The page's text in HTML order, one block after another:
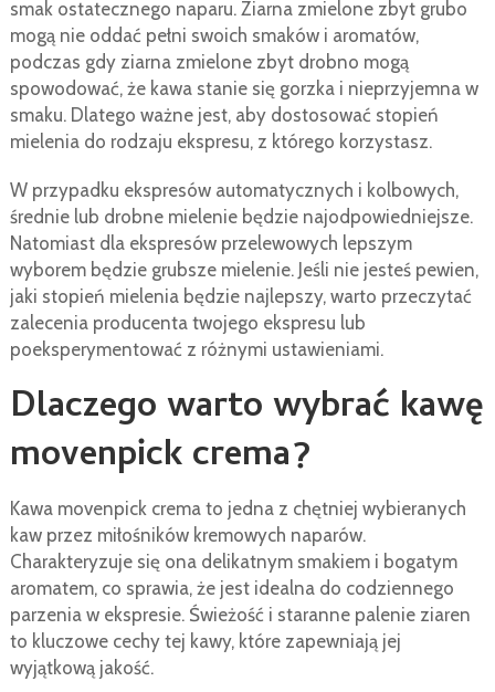
smak ostatecznego naparu. Ziarna zmielone zbyt grubo
mogą nie oddać pełni swoich smaków i aromatów,
podczas gdy ziarna zmielone zbyt drobno mogą
spowodować, że kawa stanie się gorzka i nieprzyjemna w
smaku. Dlatego ważne jest, aby dostosować stopień
mielenia do rodzaju ekspresu, z którego korzystasz.
W przypadku ekspresów automatycznych i kolbowych,
średnie lub drobne mielenie będzie najodpowiedniejsze.
Natomiast dla ekspresów przelewowych lepszym
wyborem będzie grubsze mielenie. Jeśli nie jesteś pewien,
jaki stopień mielenia będzie najlepszy, warto przeczytać
zalecenia producenta twojego ekspresu lub
poeksperymentować z różnymi ustawieniami.
Dlaczego warto wybrać kawę
movenpick crema?
Kawa movenpick crema to jedna z chętniej wybieranych
kaw przez miłośników kremowych naparów.
Charakteryzuje się ona delikatnym smakiem i bogatym
aromatem, co sprawia, że jest idealna do codziennego
parzenia w ekspresie. Świeżość i staranne palenie ziaren
to kluczowe cechy tej kawy, które zapewniają jej
wyjątkową jakość.